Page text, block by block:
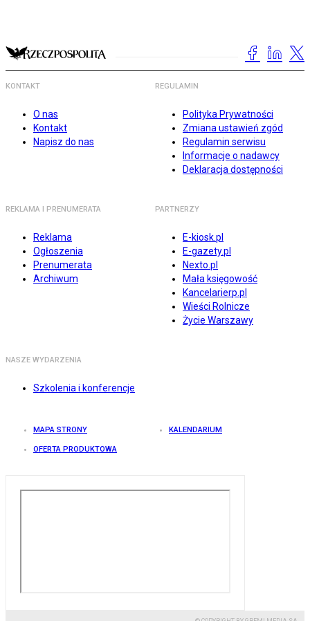
KONTAKT
O nas
Kontakt
Napisz do nas
REGULAMIN
Polityka Prywatności
Zmiana ustawień zgód
Regulamin serwisu
Informacje o nadawcy
Deklaracja dostępności
REKLAMA I PRENUMERATA
Reklama
Ogłoszenia
Prenumerata
Archiwum
PARTNERZY
E-kiosk.pl
E-gazety.pl
Nexto.pl
Mała księgowość
Kancelarierp.pl
Wieści Rolnicze
Życie Warszawy
NASZE WYDARZENIA
Szkolenia i konferencje
MAPA STRONY KALENDARIUM
OFERTA PRODUKTOWA